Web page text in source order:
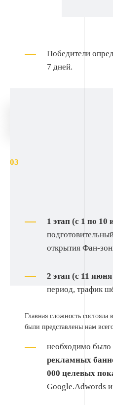
Победители
7 дней.
1 этап (с 1 по 10
открытия Фан-
2 этап (с 11
период, трафик
Главная сложность
были представлены нам
необходимо
рекламных
000 целевых
Google.Adwords